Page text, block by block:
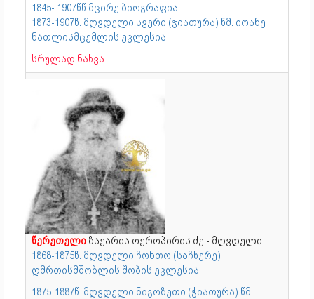
1845- 1907წწ მცირე ბიოგრაფია
1873-1907წ. მღვდელი სვერი (ჭიათურა) წმ. იოანე
ნათლისმცემლის ეკლესია
სრულად ნახვა
წერეთელი ზაქარია ოქროპირის ძე - მღვდელი.
1868-1875წ. მღვდელი ჩონთო (საჩხერე)
ღმრთისმშობლის შობის ეკლესია
1875-1887წ. მღვდელი ნიგოზეთი (ჭიათურა) წმ.